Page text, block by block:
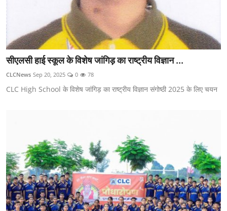
सीएलसी हाई स्कूल के विशेष जांगिड़ का राष्ट्रीय विज्ञान ...
CLCNews Sep 20, 2025 0 78
CLC High School के विशेष जांगिड़ का राष्ट्रीय विज्ञान संगोष्ठी 2025 के लिए चयन